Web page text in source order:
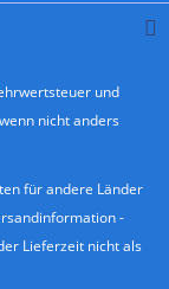
und
nicht anders
für andere Länder
-
Lieferzeit nicht als